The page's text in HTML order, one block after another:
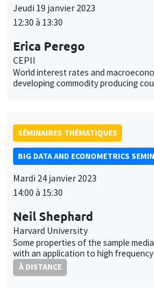
Jeudi 19 janvier 2023
12:30 à 13:30
Erica Perego
CEPII
World interest rates and
developing commodity producing
SÉMINAIRES THÉMATIQUES
BIG DATA AND ECONOMETRICS
Mardi 24 janvier 2023
14:00 à 15:30
Neil Shephard
Harvard University
Some properties of the sample
with an application to high
À DISTANCE